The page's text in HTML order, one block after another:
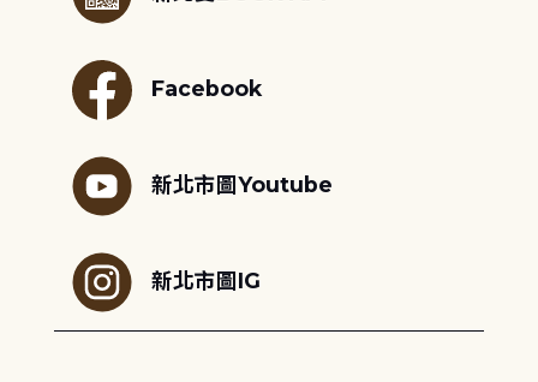
Facebook
新北市圖Youtube
新北市圖IG